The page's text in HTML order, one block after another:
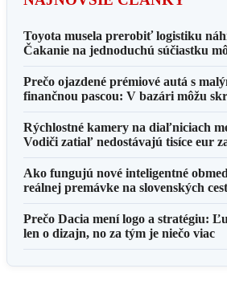
Toyota musela prerobiť logistiku
Čakanie na jednoduchú súčiastku
Prečo ojazdené prémiové autá s
finančnou pascou: V bazári môžu
Rýchlostné kamery na diaľniciach
Vodiči zatiaľ nedostávajú tisíce eur
Ako fungujú nové inteligentné
reálnej premávke na slovenských
Prečo Dacia mení logo a stratégiu:
len o dizajn, no za tým je niečo viac